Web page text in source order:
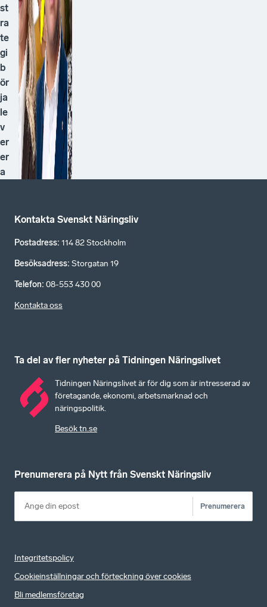
st
ra
te
gi
b
ör
ja
le
v
er
er
a
Kontakta Svenskt Näringsliv
Postadress: 114 82 Stockholm
Besöksadress: Storgatan 19
Telefon: 08-553 430 00
Kontakta oss
Ta del av fler nyheter på Tidningen Näringslivet
Tidningen Näringslivet är för dig som är intresserad av
företagande, ekonomi, arbetsmarknad och
näringspolitik.
Besök tn.se
Prenumerera på Nytt från Svenskt Näringsliv
Prenumerera
Integritetspolicy
Cookieinställningar och förteckning över cookies
Bli medlemsföretag